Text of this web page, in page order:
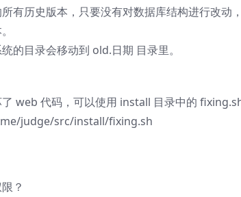
有历史版本，只要没有对数据库结构进行改动
的目录会移动到 old.日期 目录里。
web 代码，可以使用 install 目录中的 fixing.sh
judge/src/install/fixing.sh
？